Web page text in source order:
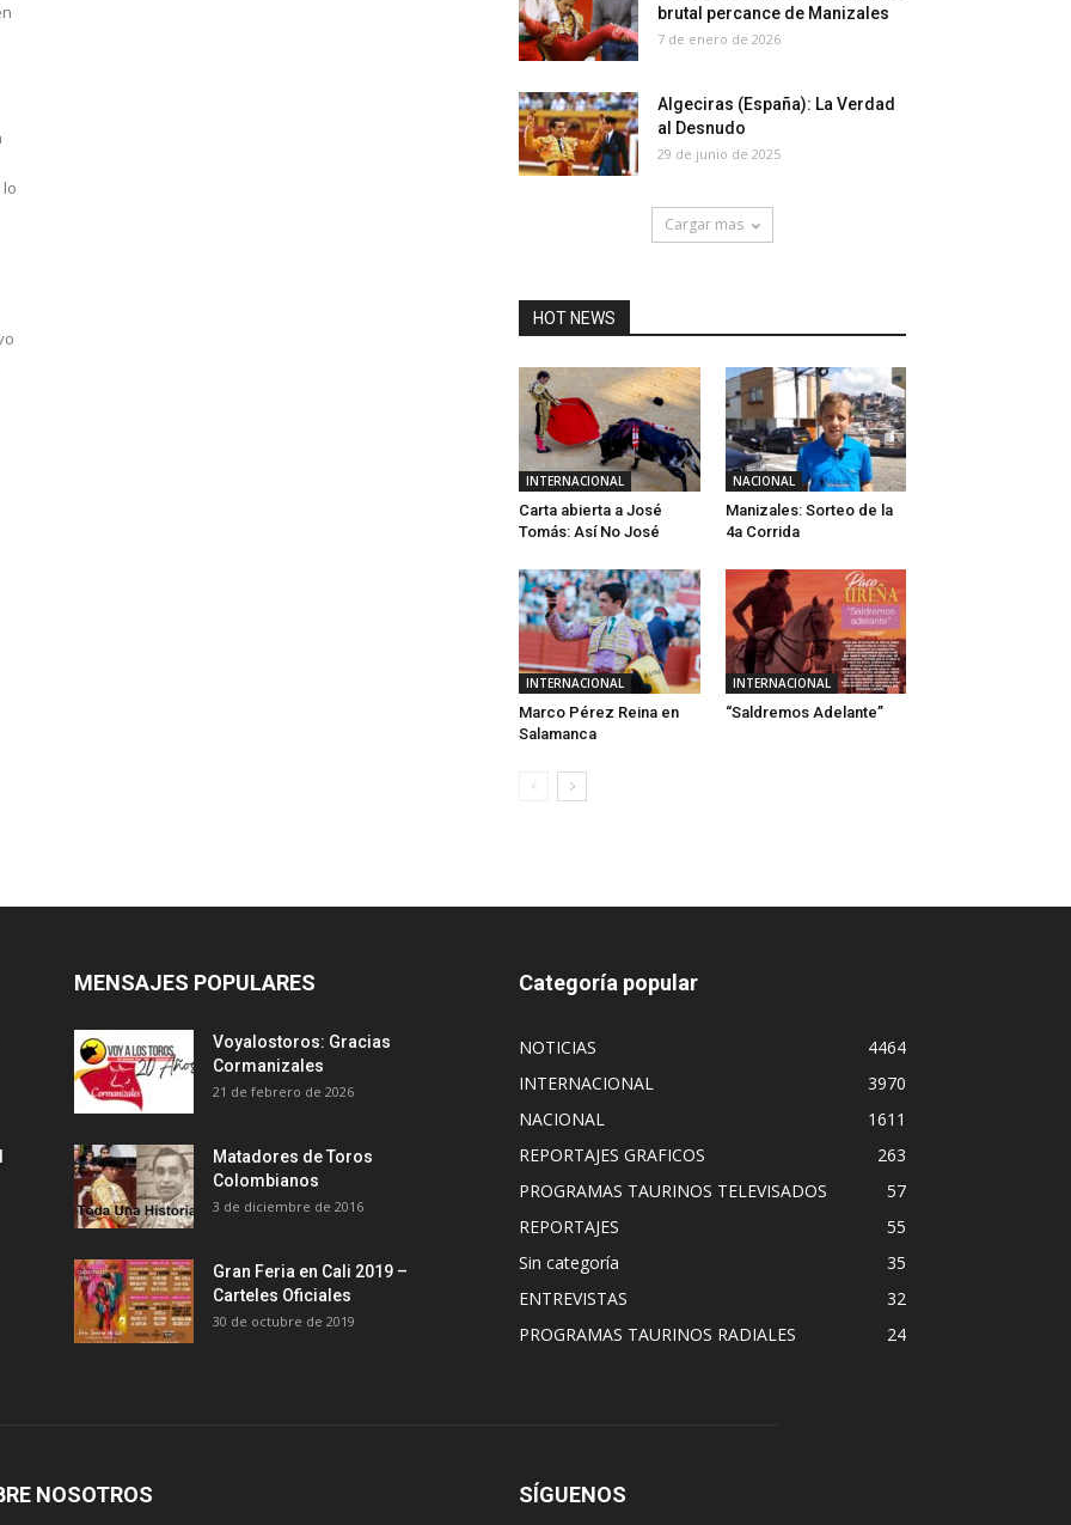
brutal percance de Manizales
7 de enero de 2026
Algeciras (España): La Verdad
al Desnudo
29 de junio de 2025
Cargar mas
HOT NEWS
INTERNACIONAL
Carta abierta a José
Tomás: Así No José
NACIONAL
Manizales: Sorteo de la
4a Corrida
INTERNACIONAL
Marco Pérez Reina en
Salamanca
INTERNACIONAL
“Saldremos Adelante”
MENSAJES POPULARES
Voyalostoros: Gracias
Cormanizales
21 de febrero de 2026
Matadores de Toros
Colombianos
3 de diciembre de 2016
Gran Feria en Cali 2019 –
Carteles Oficiales
30 de octubre de 2019
Categoría popular
NOTICIAS
4464
INTERNACIONAL
3970
NACIONAL
1611
REPORTAJES GRAFICOS
263
PROGRAMAS TAURINOS TELEVISADOS
57
REPORTAJES
55
Sin categoría
35
ENTREVISTAS
32
PROGRAMAS TAURINOS RADIALES
24
NOSOTROS SÍGUENOS